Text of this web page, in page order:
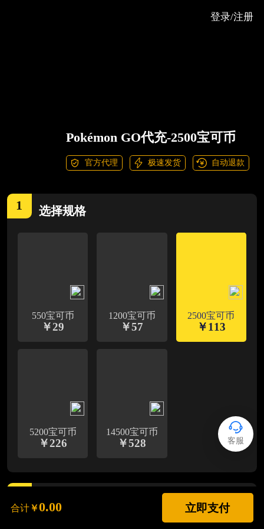
客服
登录/注册
Pokémon GO代充-2500宝可币
官方代理 极速发货 自动退款
1 选择规格
550宝可币
￥29
1200宝可币
￥57
2500宝可币
￥113
5200宝可币
￥226
14500宝可币
￥528
选择支付
合计￥0.00 立即支付